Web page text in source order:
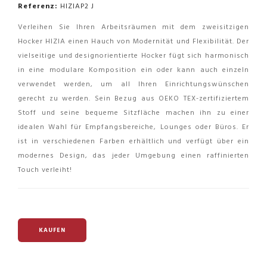
Referenz: HIZIAP2 J
Verleihen Sie Ihren Arbeitsräumen mit dem zweisitzigen
Hocker HIZIA einen Hauch von Modernität und Flexibilität. Der
vielseitige und designorientierte Hocker fügt sich harmonisch
in eine modulare Komposition ein oder kann auch einzeln
verwendet werden, um all Ihren Einrichtungswünschen
gerecht zu werden. Sein Bezug aus OEKO TEX-zertifiziertem
Stoff und seine bequeme Sitzfläche machen ihn zu einer
idealen Wahl für Empfangsbereiche, Lounges oder Büros. Er
ist in verschiedenen Farben erhältlich und verfügt über ein
modernes Design, das jeder Umgebung einen raffinierten
Touch verleiht!
KAUFEN